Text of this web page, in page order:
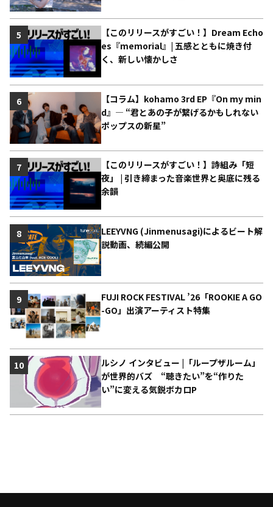
【このリリースがすごい！】Dream Echo
es『memorial』| 五感とともに焼き付
く、新しい懐かしさ
5
【コラム】kohamo 3rd EP『On my min
d』― “君とあの子が繋げるかもしれない
ポップスの新星”
6
【このリリースがすごい！】詩組み「短
夜」 | 引き締まった音楽世界と奥底に残る
余韻
7
LEEYVNG (Jinmenusagi)によるビート解
説動画、続編公開
8
FUJI ROCK FESTIVAL ’26「ROOKIE A GO
-GO」出演アーティスト特集
9
ルシノ インタビュー |「ループザルーム」
が世界的バズ “聴きたい”を“作りた
い”に変える気鋭ボカロP
10